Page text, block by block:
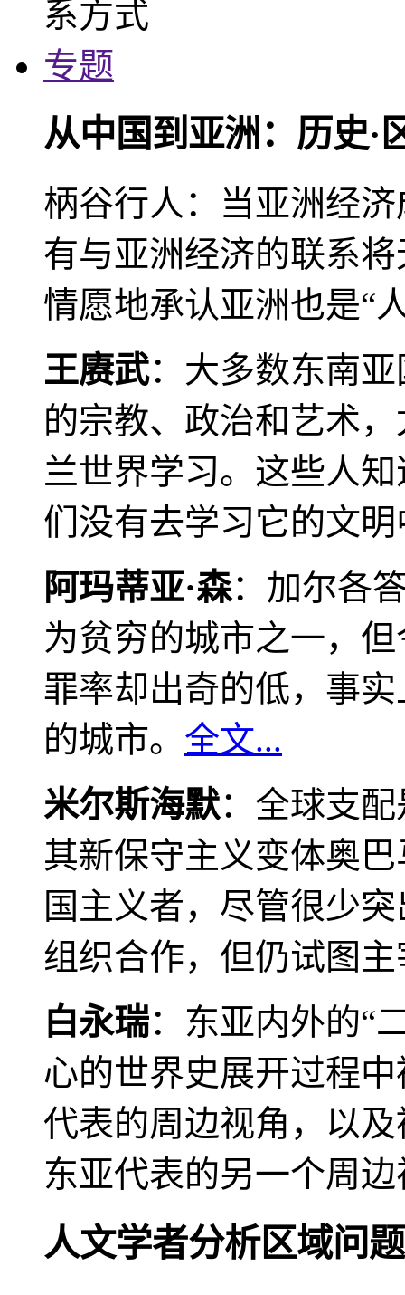
专题
从中国到亚洲：历史·
柄谷行人：当亚洲经
有与亚洲经济的联系
情愿地承认亚洲也是“
王赓武：大多数东南
的宗教、政治和艺术
兰世界学习。这些人
们没有去学习它的文
阿玛蒂亚·森：加尔各
为贫穷的城市之一，
罪率却出奇的低，事
的城市。 全文...
米尔斯海默：全球支
其新保守主义变体奥
国主义者，尽管很少
组织合作，但仍试图
白永瑞：东亚内外的“
心的世界史展开过程
代表的周边视角，以
东亚代表的另一个周
人文学者分析区域问题